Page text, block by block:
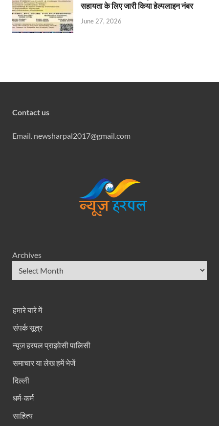
सहायता के लिए जारी किया हेल्पलाइन नंबर
June 27, 2026
Contact us
Email. newsharpal2017@gmail.com
Archives
हमारे बारे में
संपर्क सूत्र
न्यूज हरपल प्राइवेसी पालिसी
समाचार या लेख हमें भेजें
दिल्ली
धर्म-कर्म
साहित्य